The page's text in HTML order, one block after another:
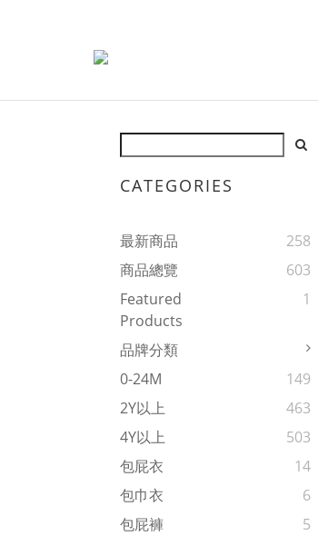
CATEGORIES
最新商品
258
商品總覽
603
Featured
Products
1
品牌分類
0-24M
149
2Y以上
463
4Y以上
503
包屁衣
14
包巾衣
6
包屁褲
5